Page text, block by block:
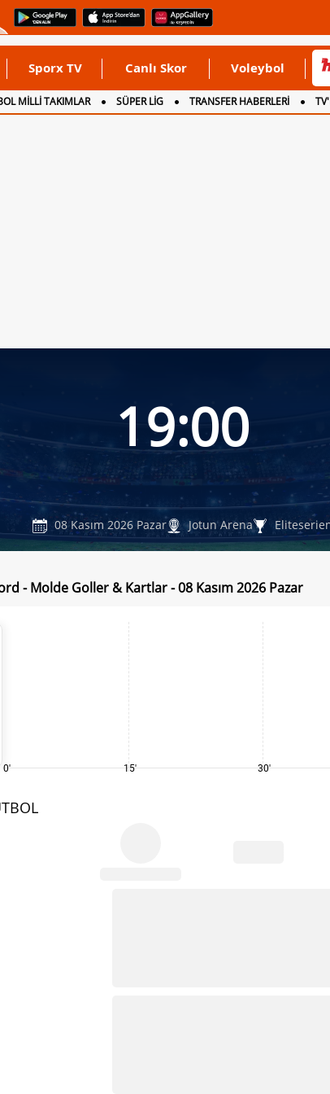
Sporx TV Canlı Skor Voleybol
MİLLİ TAKIMLAR SÜPER LİG TRANSFER HABERLERİ
19:00
08 Kasım 2026 Pazar Jotun Arena
- Molde Goller & Kartlar - 08 Kasım 2026 Pazar
0' 15' 30'